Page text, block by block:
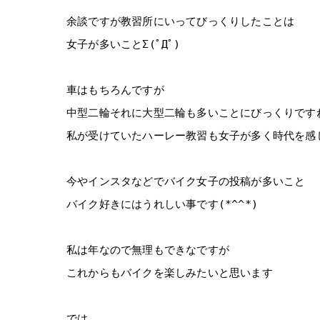
余談ですが教習所にいってびっくりしたことは
女子が多いことΣ(ﾟДﾟ)
車はもちろんですが
中型二輪それに大型二輪も多いことにびっくりで
私が受けていたハーレー教習も女子が多く時代を感
今やインスタなどでバイク女子の投稿が多いこと
バイク好きにはうれしい事です(*^^*)
私は年なので無理もできなですが
これからもバイクを楽しみたいと思います